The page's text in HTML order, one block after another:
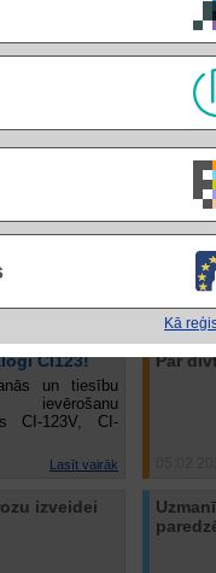
Kā
spēkā
Nr.803
No
CI123!
un tiesību
CI-123V, CI-
Lasīt vairāk
Par
izveidei